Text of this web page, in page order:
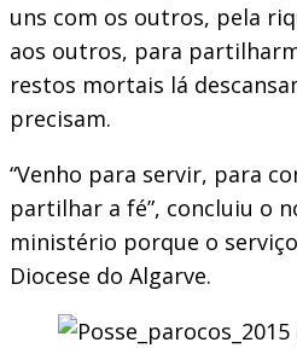
uns com os outros, pela
aos outros, para
restos mortais lá
precisam.
“Venho para servir, para
partilhar a fé”, concluiu o
ministério porque o
Diocese do Algarve.